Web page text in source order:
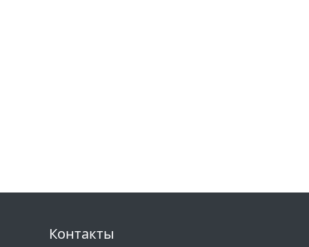
Контакты